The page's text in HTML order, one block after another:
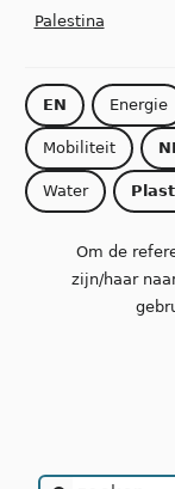
Palestina
EN Energie
Mobiliteit
Water
Om de
zijn/haar